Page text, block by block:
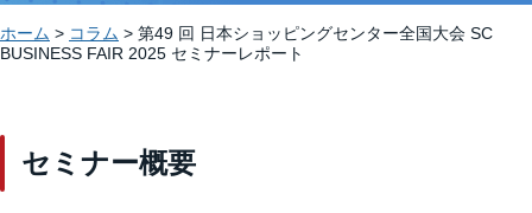
ホーム > コラム > 第49 回 日本ショッピングセンター全国大会 SC
BUSINESS FAIR 2025 セミナーレポート
セミナー概要